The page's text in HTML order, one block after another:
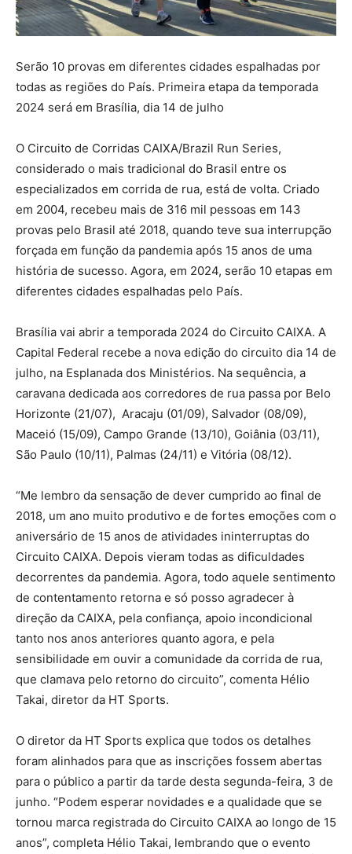
Serão 10 provas em diferentes cidades espalhadas por
todas as regiões do País. Primeira etapa da temporada
2024 será em Brasília, dia 14 de julho
O Circuito de Corridas CAIXA/Brazil Run Series,
considerado o mais tradicional do Brasil entre os
especializados em corrida de rua, está de volta. Criado
em 2004, recebeu mais de 316 mil pessoas em 143
provas pelo Brasil até 2018, quando teve sua interrupção
forçada em função da pandemia após 15 anos de uma
história de sucesso. Agora, em 2024, serão 10 etapas em
diferentes cidades espalhadas pelo País.
Brasília vai abrir a temporada 2024 do Circuito CAIXA. A
Capital Federal recebe a nova edição do circuito dia 14 de
julho, na Esplanada dos Ministérios. Na sequência, a
caravana dedicada aos corredores de rua passa por Belo
Horizonte (21/07), Aracaju (01/09), Salvador (08/09),
Maceió (15/09), Campo Grande (13/10), Goiânia (03/11),
São Paulo (10/11), Palmas (24/11) e Vitória (08/12).
“Me lembro da sensação de dever cumprido ao final de
2018, um ano muito produtivo e de fortes emoções com o
aniversário de 15 anos de atividades ininterruptas do
Circuito CAIXA. Depois vieram todas as dificuldades
decorrentes da pandemia. Agora, todo aquele sentimento
de contentamento retorna e só posso agradecer à
direção da CAIXA, pela confiança, apoio incondicional
tanto nos anos anteriores quanto agora, e pela
sensibilidade em ouvir a comunidade da corrida de rua,
que clamava pelo retorno do circuito”, comenta Hélio
Takai, diretor da HT Sports.
O diretor da HT Sports explica que todos os detalhes
foram alinhados para que as inscrições fossem abertas
para o público a partir da tarde desta segunda-feira, 3 de
junho. “Podem esperar novidades e a qualidade que se
tornou marca registrada do Circuito CAIXA ao longo de 15
anos”, completa Hélio Takai, lembrando que o evento